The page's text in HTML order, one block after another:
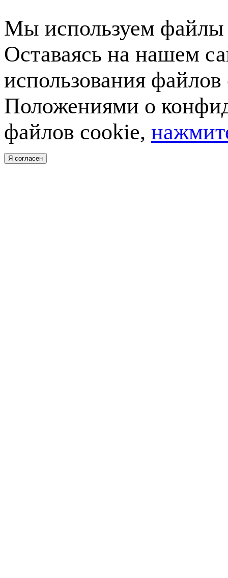
Мы используем файлы
Оставаясь на нашем
использования
Положениями о
файлов cookie,
Я согласен